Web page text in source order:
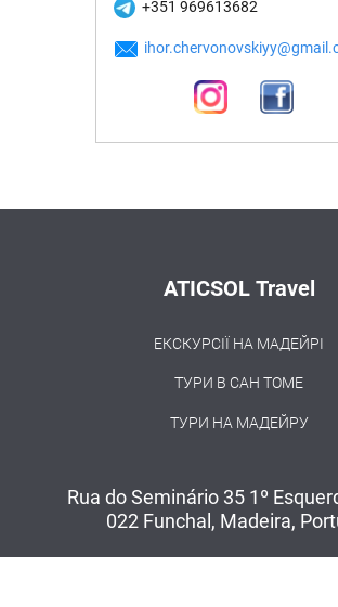
+351 969613682
ATICSOL Travel
ЕКСКУРСІЇ НА МАДЕЙРІ
ТУРИ В САН ТОМЕ
ТУРИ НА МАДЕЙРУ
Rua do Seminário 35 1º
022 Funchal, Madeira,